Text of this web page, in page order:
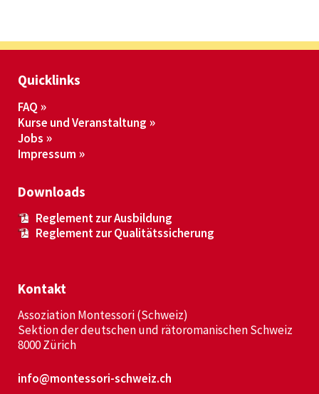
Quicklinks
FAQ
Kurse und Veranstaltung
Jobs
Impressum
Downloads
Reglement zur Ausbildung
Reglement zur Qualitätssicherung
Kontakt
Assoziation Montessori (Schweiz)
Sektion der deutschen und rätoromanischen Schweiz
8000 Zürich
info@montessori-schweiz.ch